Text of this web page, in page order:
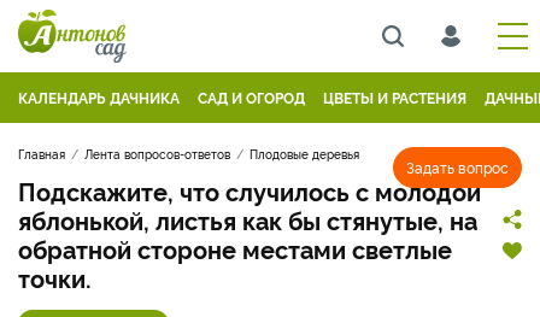
КАЛЕНДАРЬ ДАЧНИКА САД И ОГОРОД ЦВЕТЫ И РАСТЕНИЯ
Задать вопрос
Главная Лента вопросов-ответов Плодовые деревья
Подскажите, что случилось с молодой
яблонькой, листья как бы стянутые, на
обратной стороне местами светлые
точки.